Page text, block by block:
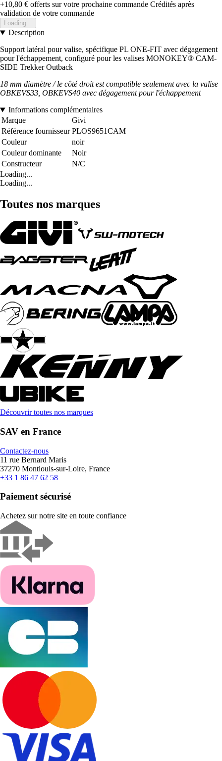
+10,80 € offerts sur votre prochaine commande Crédités après
validation de votre commande
Loading...
Description
Support latéral pour valise, spécifique PL ONE-FIT avec dégagement
pour l'échappement, configuré pour les valises MONOKEY® CAM-
SIDE Trekker Outback
18 mm diamètre / le côté droit est compatible seulement avec la valise
OBKEVS33, OBKEVS40 avec dégagement pour l'échappement
Informations complémentaires
Marque
Givi
Référence fournisseur PLOS9651CAM
Couleur
noir
Couleur dominante
Noir
Constructeur
N/C
Loading...
Loading...
Toutes nos marques
Découvrir toutes nos marques
SAV en France
Contactez-nous
11 rue Bernard Maris
37270 Montlouis-sur-Loire, France
+33 1 86 47 62 58
Paiement sécurisé
Achetez sur notre site en toute confiance